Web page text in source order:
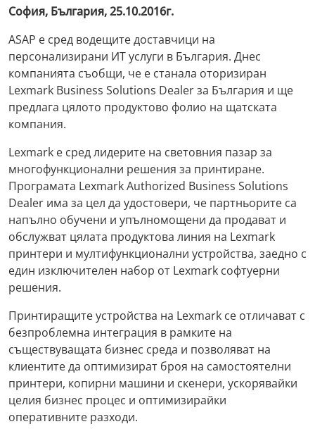
София, България, 25.10.2016г.
ASAP е сред водещите доставчици на
персонализирани ИТ услуги в България. Днес
компанията съобщи, че е станала оторизиран
Lexmark Business Solutions Dealer за България и ще
предлага цялото продуктово фолио на щатската
компания.
Lexmark е сред лидерите на световния пазар за
многофункционални решения за принтиране.
Програмата Lexmark Authorized Business Solutions
Dealer има за цел да удостовери, че партньорите са
напълно обучени и упълномощени да продават и
обслужват цялата продуктова линия на Lexmark
принтери и мултифункционални устройства, заедно с
един изключителен набор от Lexmark софтуерни
решения.
Принтиращите устройства на Lexmark се отличават с
безпроблемна интеграция в рамките на
съществуващата бизнес среда и позволяват на
клиентите да оптимизират броя на самостоятелни
принтери, копирни машини и скенери, ускорявайки
целия бизнес процес и оптимизирайки
оперативните разходи.